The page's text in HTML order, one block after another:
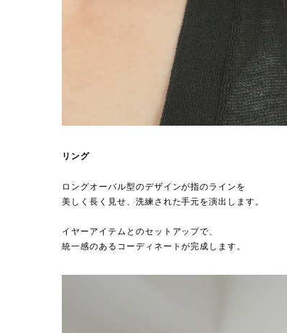
リング
ロングオーバル型のデザインが指のラインを
美しく長く見せ、洗練された手元を演出します。
イヤーアイテムとのセットアップで、
統一感のあるコーディネートが完成します。